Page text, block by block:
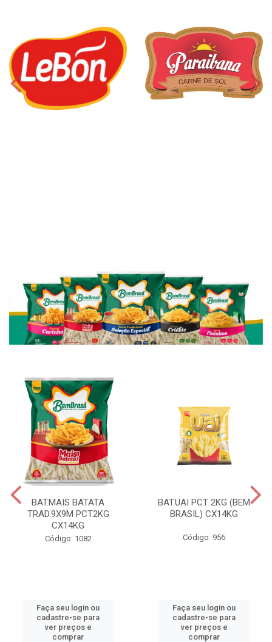
BAT.MAIS BATATA
TRAD.9X9M PCT2KG
CX14KG
Código: 1082
Faça seu login ou
cadastre-se para
ver preços e
comprar
BAT.UAI PCT 2KG (BEM
BRASIL) CX14KG
Código: 956
Faça seu login ou
cadastre-se para
ver preços e
comprar